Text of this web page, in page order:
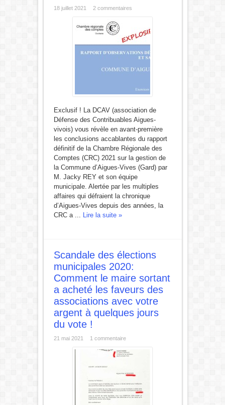
18 juillet 2021 2 commentaires
Exclusif ! La DCAV (association de
Défense des Contribuables Aigues-
vivois) vous révèle en avant-première
les conclusions accablantes du rapport
définitif de la Chambre Régionale des
Comptes (CRC) 2021 sur la gestion de
la Commune d’Aigues-Vives (Gard) par
M. Jacky REY et son équipe
municipale. Alertée par les multiples
affaires qui défraient la chronique
d’Aigues-Vives depuis des années, la
CRC a ... Lire la suite »
Scandale des élections
municipales 2020:
Comment le maire sortant
a acheté les faveurs des
associations avec votre
argent à quelques jours
du vote !
21 mai 2021 1 commentaire